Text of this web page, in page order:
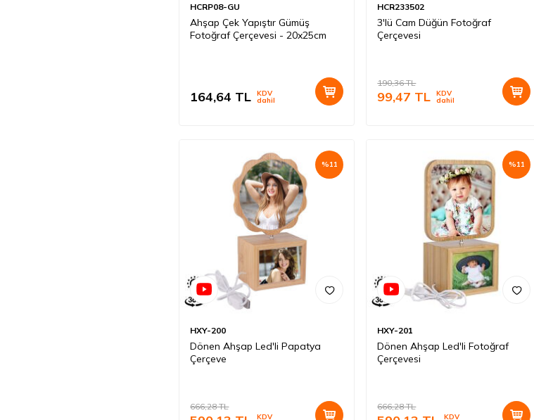
HCRP08-GU
Ahşap Çek Yapıştır Gümüş
Fotoğraf Çerçevesi - 20x25cm
164,64 TL KDV
dahil
HCR233502
3'lü Cam Düğün Fotoğraf
Çerçevesi
190,36TL
99,47 TL KDV
dahil
%11
HXY-200
Dönen Ahşap Led'li Papatya
Çerçeve
666,28TL
KDV
%11
HXY-201
Dönen Ahşap Led'li Fotoğraf
Çerçevesi
666,28TL
KDV